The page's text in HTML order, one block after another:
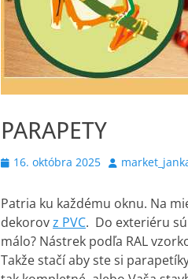
PARAPETY
Posted
16. októbra 2025 Author
Patria ku každému oknu. Na
dekorovz PVC. Do exteriéru
málo? Nástrek podľa RAL
Takže stačí aby ste si